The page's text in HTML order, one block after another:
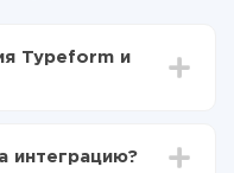
Typeform и
из
интеграцию?